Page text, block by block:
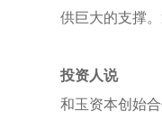
供巨大的支撑
投资人说
和玉资本创始